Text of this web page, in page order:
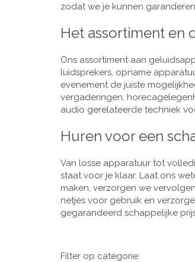
zodat we je kunnen
Het assortiment en
Ons assortiment aan
luidsprekers, opname
evenement de juiste
vergaderingen,
audio gerelateerde techniek
Huren voor een
Van losse apparatuur tot
staat voor je klaar. Laat ons
maken, verzorgen we
netjes voor gebruik en
gegarandeerd schappelijke
Filter op categorie: